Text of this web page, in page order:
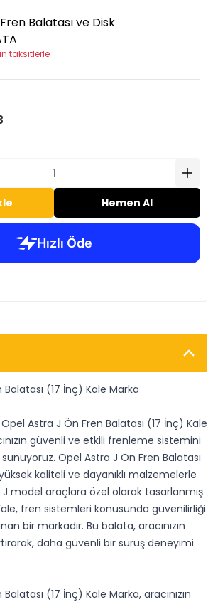
Balatası ve Disk
taksitlerle
Hemen Al
(17 İnç) Kale Marka
Astra J Ön Fren Balatası (17 İnç) Kale
güvenli ve etkili frenleme sistemini
Opel Astra J Ön Fren Balatası
kaliteli ve dayanıklı malzemelerle
model araçlara özel olarak tasarlanmış
fren sistemleri konusunda güvenilirliği
bir markadır. Bu balata, aracınızın
daha güvenli bir sürüş deneyimi
(17 İnç) Kale Marka, aracınızın